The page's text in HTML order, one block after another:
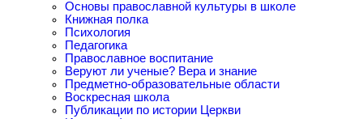
Основы православной культуры в школе
Книжная полка
Психология
Педагогика
Православное воспитание
Веруют ли ученые? Вера и знание
Предметно-образовательные области
Воскресная школа
Публикации по истории Церкви